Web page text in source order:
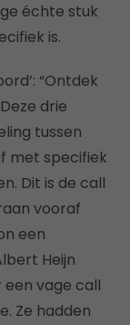
échte stuk
is.
“Ontdek
drie
tussen
met specifiek
Dit is de call
vooraf
een
Heijn
vage call
Ze hadden